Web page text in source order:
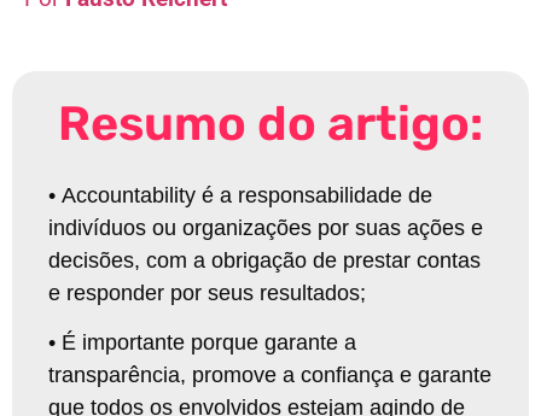
Resumo do artigo:
• Accountability é a responsabilidade de
indivíduos ou organizações por suas ações e
decisões, com a obrigação de prestar contas
e responder por seus resultados;
• É importante porque garante a
transparência, promove a confiança e garante
que todos os envolvidos estejam agindo de